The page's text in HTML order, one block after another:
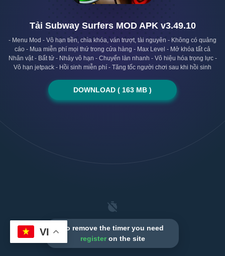
Tải Subway Surfers MOD APK v3.49.10
- Menu Mod - Vô hạn tiền, chìa khóa, ván trượt, tài nguyên - Không có quảng
cáo - Mua miễn phí mọi thứ trong cửa hàng - Max Level - Mở khóa tất cả
Nhân vật - Bất tử - Nhảy vô hạn - Chuyển làn nhanh - Vô hiệu hóa trọng lực -
Vô hạn jetpack - Hồi sinh miễn phí - Tăng tốc người chơi sau khi hồi sinh
DOWNLOAD ( 163 MB )
To remove the timer you need
registeron the site
VI